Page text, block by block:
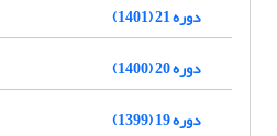
دوره 21 (1401)
دوره 20 (1400)
دوره 19 (1399)